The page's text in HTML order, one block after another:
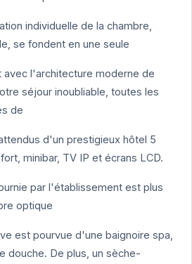
individuelle de la chambre,
se fondent en une seule
avec l'architecture moderne de
séjour inoubliable, toutes les
de
d'un prestigieux hôtel 5
minibar, TV IP et écrans LCD.
par l'établissement est plus
optique
est pourvue d'une baignoire spa,
douche. De plus, un sèche-